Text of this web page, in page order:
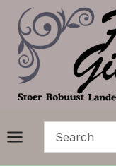
Doorgaan
naar
inhoud